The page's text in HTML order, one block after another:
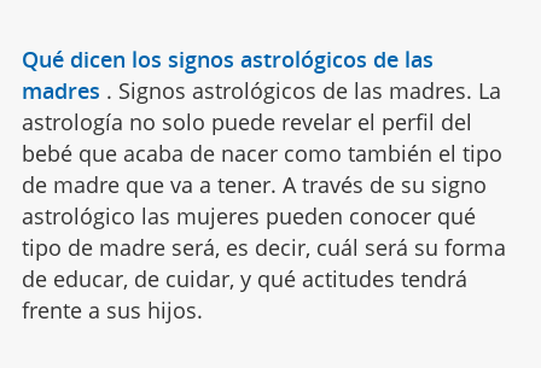
Qué dicen los signos astrológicos de las
madres . Signos astrológicos de las madres. La
astrología no solo puede revelar el perfil del
bebé que acaba de nacer como también el tipo
de madre que va a tener. A través de su signo
astrológico las mujeres pueden conocer qué
tipo de madre será, es decir, cuál será su forma
de educar, de cuidar, y qué actitudes tendrá
frente a sus hijos.